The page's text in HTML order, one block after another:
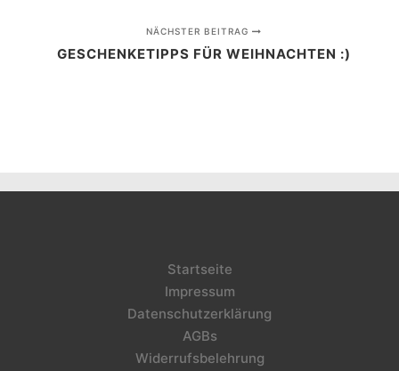
NÄCHSTER BEITRAG
GESCHENKETIPPS FÜR WEIHNACHTEN :)
Startseite
Impressum
Datenschutzerklärung
AGBs
Widerrufsbelehrung